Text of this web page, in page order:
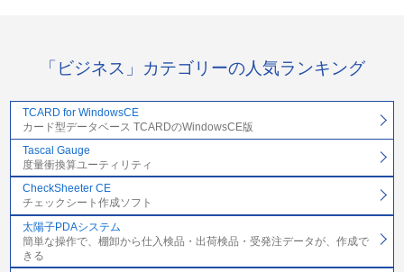
「ビジネス」カテゴリーの人気ランキング
TCARD for WindowsCE
カード型データベース TCARDのWindowsCE版
Tascal Gauge
度量衝換算ユーティリティ
CheckSheeter CE
チェックシート作成ソフト
太陽子PDAシステム
簡単な操作で、棚卸から仕入検品・出荷検品・受発注データが、作成で
きる